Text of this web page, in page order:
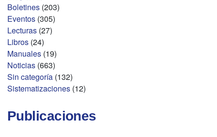
Boletines (203)
Eventos (305)
Lecturas (27)
Libros (24)
Manuales (19)
Noticias (663)
Sin categoría (132)
Sistematizaciones (12)
Publicaciones